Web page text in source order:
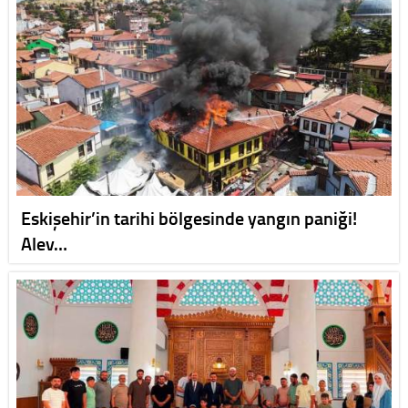
Eskişehir’in tarihi bölgesinde yangın paniği!
Alev…